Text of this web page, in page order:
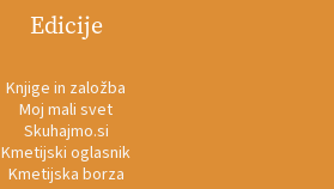
Edicije
Knjige in založba
Moj mali svet
Skuhajmo.si
Kmetijski oglasnik
Kmetijska borza